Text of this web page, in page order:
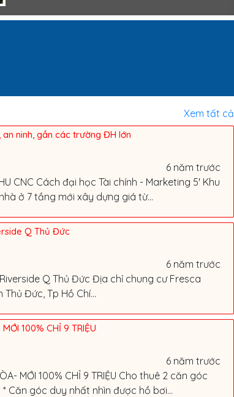
Xem tất cả
ninh, gần các trường ĐH lớn
6 năm trước
CNC Cách đại học Tài chính - Marketing 5' Khu
nhà ở 7 tầng mới xây dựng giá từ...
Q Thủ Đức
6 năm trước
Q Thủ Đức Địa chỉ chung cư Fresca
Đức, Tp Hồ Chí...
100% CHỈ 9 TRIỆU
6 năm trước
MỚI 100% CHỈ 9 TRIỆU Cho thuê 2 căn góc
Căn góc duy nhất nhìn được hồ bơi...